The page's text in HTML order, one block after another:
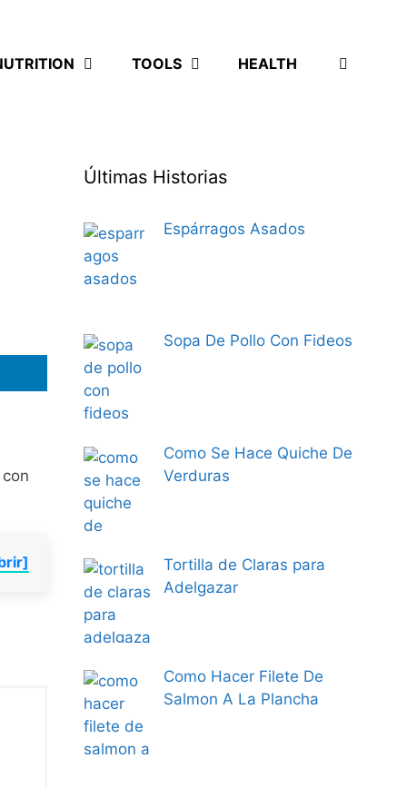
TOOLS HEALTH
Últimas Historias
Espárragos Asados
Sopa De Pollo Con Fideos
Como Se Hace Quiche De
Verduras
Tortilla de Claras para
Adelgazar
Como Hacer Filete De
Salmon A La Plancha